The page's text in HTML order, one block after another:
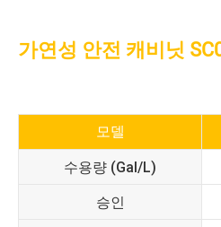
가연성 안전 캐비닛
모델
수용량 (Gal/L)
승인